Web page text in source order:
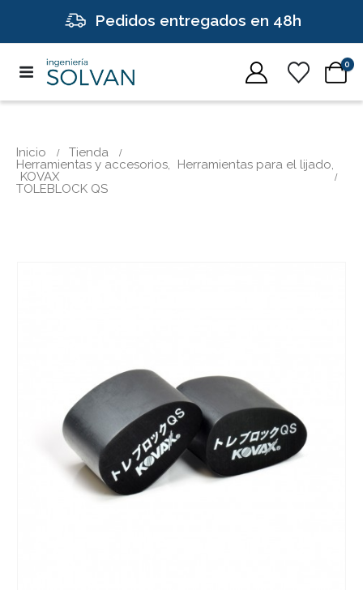
Pedidos entregados en 48h
0
Inicio
Tienda
Herramientas y accesorios, Herramientas para el lijado,
KOVAX
TOLEBLOCK QS